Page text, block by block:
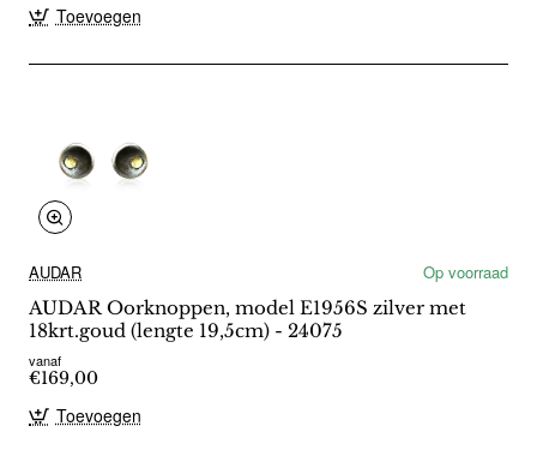
Toevoegen
AUDAR
Op voorraad
AUDAR Oorknoppen, model E1956S zilver met
18krt.goud (lengte 19,5cm) - 24075
vanaf
€169,00
Toevoegen